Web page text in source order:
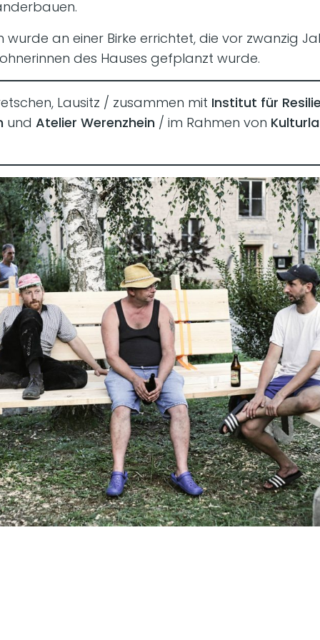
wurde an einer Birke errichtet, die vor zwanzig
des Hauses gefplanzt wurde.
Lausitz / zusammen mit Institut für
undAtelier Werenzhein / im Rahmen von